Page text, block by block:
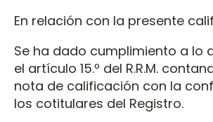
En relación con la presente
Se ha dado cumplimiento a lo
el artículo 15.º del R.R.M.
nota de calificación con la
los cotitulares del Registro.